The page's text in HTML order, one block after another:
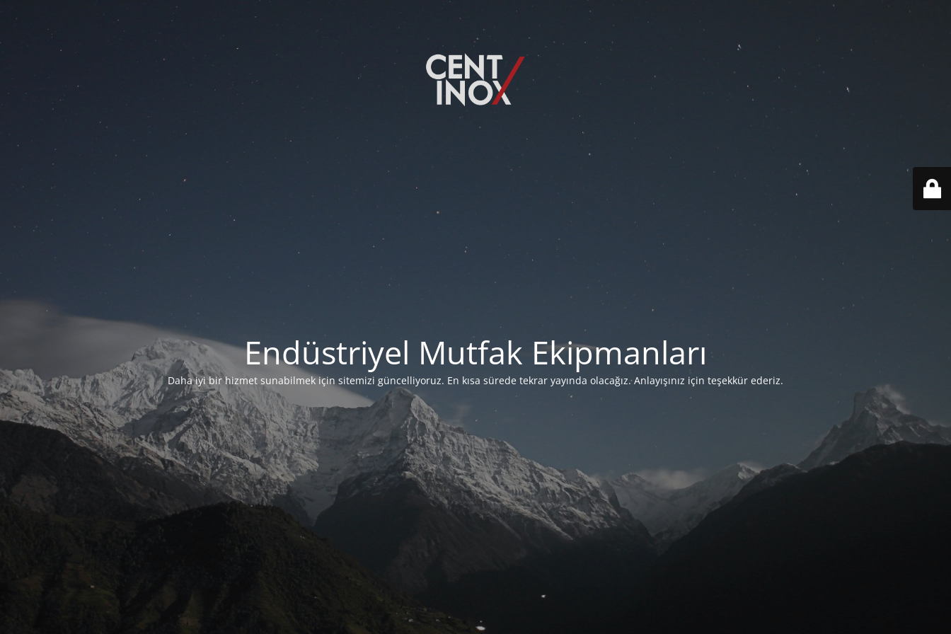
Endüstriyel Mutfak Ekipmanları
Daha iyi bir hizmet sunabilmek için sitemizi güncelliyoruz. En kısa sürede tekrar yayında olacağız. Anlayışınız için teşekkür ederiz.